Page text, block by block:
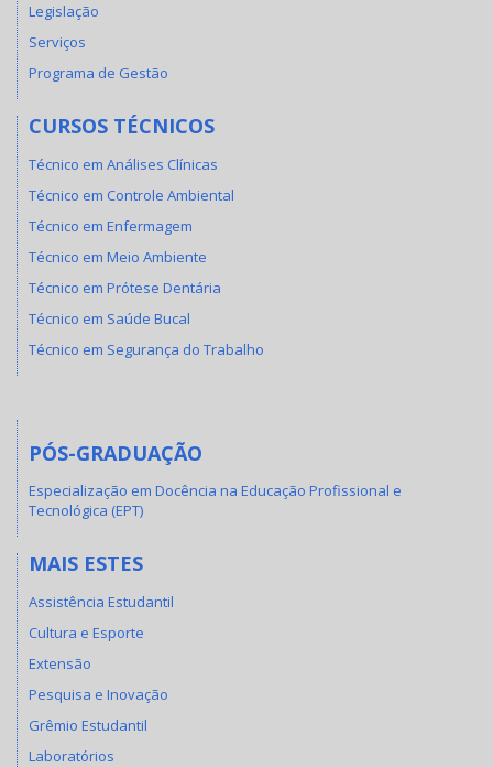
Legislação
Serviços
Programa de Gestão
CURSOS TÉCNICOS
Técnico em Análises Clínicas
Técnico em Controle Ambiental
Técnico em Enfermagem
Técnico em Meio Ambiente
Técnico em Prótese Dentária
Técnico em Saúde Bucal
Técnico em Segurança do Trabalho
PÓS-GRADUAÇÃO
Especialização em Docência na Educação Profissional e
Tecnológica (EPT)
MAIS ESTES
Assistência Estudantil
Cultura e Esporte
Extensão
Pesquisa e Inovação
Grêmio Estudantil
Laboratórios